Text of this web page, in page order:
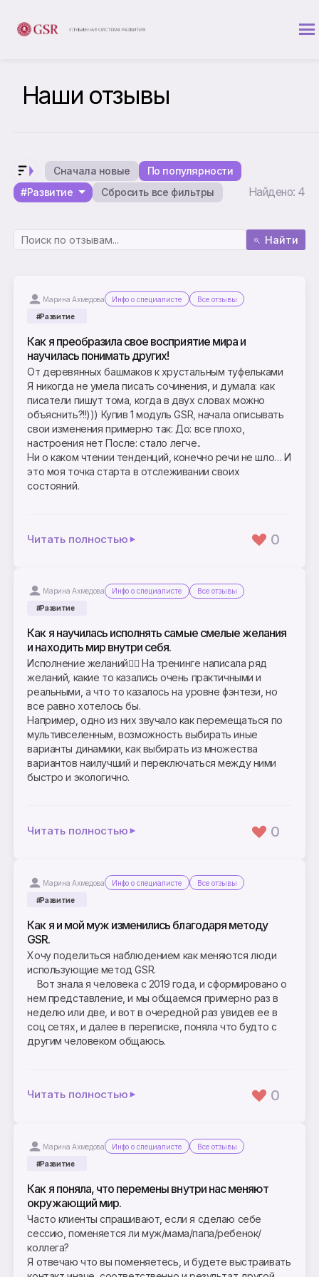
Наши отзывы
Сначала новые
По популярности
#Развитие
Сбросить все фильтры Найдено: 4
Найти
Марина Ахмедова Инфо о специалисте
Все отзывы
#Развитие
Как я преобразила свое восприятие мира и
научилась понимать других!
От деревянных башмаков к хрустальным туфельками
Я никогда не умела писать сочинения, и думала: как
писатели пишут тома, когда в двух словах можно
объяснить?!!))) Купив 1 модуль GSR, начала описывать
свои изменения примерно так: До: все плохо,
настроения нет После: стало легче..
Ни о каком чтении тенденций, конечно речи не шло… И
это моя точка старта в отслеживании своих
состояний.
Читать полностью 0
Марина Ахмедова Инфо о специалисте
Все отзывы
#Развитие
Как я научилась исполнять самые смелые желания
и находить мир внутри себя.
Исполнение желаний🧚‍♀️ На тренинге написала ряд
желаний, какие то казались очень практичными и
реальными, а что то казалось на уровне фэнтези, но
все равно хотелось бы.
Например, одно из них звучало как перемещаться по
мультивселенным, возможность выбирать иные
варианты динамики, как выбирать из множества
вариантов наилучший и переключаться между ними
быстро и экологично.
Читать полностью 0
Марина Ахмедова Инфо о специалисте
Все отзывы
#Развитие
Как я и мой муж изменились благодаря методу
GSR.
Хочу поделиться наблюдением как меняются люди
использующие метод GSR.
⠀ Вот знала я человека с 2019 года, и сформировано о
нем представление, и мы общаемся примерно раз в
неделю или две, и вот в очередной раз увидев ее в
соц сетях, и далее в переписке, поняла что будто с
другим человеком общаюсь.
Читать полностью 0
Марина Ахмедова Инфо о специалисте
Все отзывы
#Развитие
Как я поняла, что перемены внутри нас меняют
окружающий мир.
Часто клиенты спрашивают, если я сделаю себе
сессию, поменяется ли муж/мама/папа/ребенок/
коллега?
Я отвечаю что вы поменяетесь, и будете выстраивать